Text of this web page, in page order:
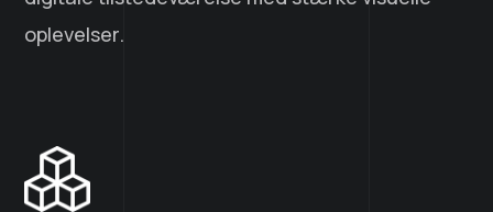
oplevelser.